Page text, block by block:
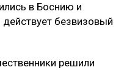
в Боснию и
действует безвизовый
решили